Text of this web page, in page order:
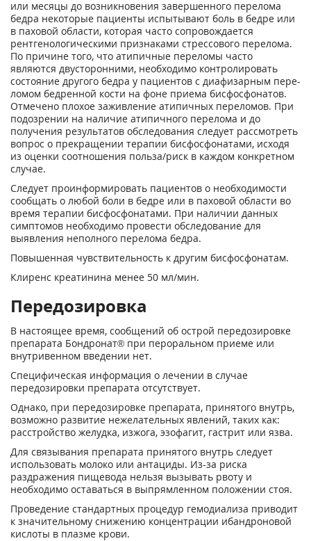
или месяцы до возник­новения завершенного перелома
бедра некоторые пациенты испытывают боль в бедре или
в паховой области, которая ча­сто сопровождается
рентгенологическими признаками стрессового перелома.
По причине того, что атипичные переломы часто
являются двусторонними, необхо­димо контролировать
состояние другого бедра у пациентов с диафизарным пере­
ломом бедренной кости на фоне приема бисфосфонатов.
Отмечено плохое зажив­ление атипичных переломов. При
подо­зрении на наличие атипичного перелома и до
получения результатов обследования следует рассмотреть
вопрос о прекраще­нии терапии бисфосфонатами, исходя
из оценки соотношения польза/риск в каж­дом конкретном
случае.
Следует проинформировать пациентов о необходимости
сообщать о любой боли в бедре или в паховой области во
время те­рапии бисфосфонатами. При наличии данных
симптомов необходимо провести обследование для
выявления неполного перелома бедра.
Повышенная чувствительность к другим бисфосфонатам.
Клиренс креатинина менее 50 мл/мин.
Передозировка
В настоящее время, сообщений об острой передозировке
препарата Бондронат® при пероральном приеме или
внутривенном введении нет.
Специфическая информация о лечении в случае
передозировки препарата отсутствует.
Однако, при передозировке препарата, принятого внутрь,
возможно развитие нежелательных явлений, таких как:
расстройство желудка, изжога, эзофагит, гастрит или язва.
Для связывания препарата принятого внутрь следует
использовать молоко или антациды. Из-за риска
раздражения пищевода нельзя вызывать рвоту и
необходимо оставаться в вы­прямленном положении стоя.
Проведение стандартных процедур гемодиализа приводит
к значительному снижению концентрации ибандроновой
кислоты в плазме крови.